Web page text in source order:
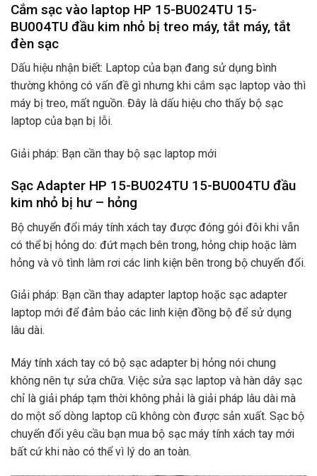
Cắm sạc vào laptop HP 15-BU024TU 15-
BU004TU đầu kim nhỏ bị treo máy, tắt máy, tắt
đèn sạc
Dấu hiệu nhận biết: Laptop của bạn đang sử dụng bình
thường không có vấn đề gì nhưng khi cắm sạc laptop vào thì
máy bị treo, mất nguồn. Đây là dấu hiệu cho thấy bộ sạc
laptop của bạn bị lỗi.
Giải pháp: Bạn cần thay bộ sạc laptop mới
Sạc Adapter HP 15-BU024TU 15-BU004TU đầu
kim nhỏ bị hư – hỏng
Bộ chuyển đổi máy tính xách tay được đóng gói đôi khi vẫn
có thể bị hỏng do: đứt mạch bên trong, hỏng chip hoặc làm
hỏng và vô tình làm rơi các linh kiện bên trong bộ chuyển đổi.
Giải pháp: Bạn cần thay adapter laptop hoặc sạc adapter
laptop mới để đảm bảo các linh kiện đồng bộ để sử dụng
lâu dài.
Máy tính xách tay có bộ sạc adapter bị hỏng nói chung
không nên tự sửa chữa. Việc sửa sạc laptop và hàn dây sạc
chỉ là giải pháp tạm thời không phải là giải pháp lâu dài mà
do một số dòng laptop cũ không còn được sản xuất. Sạc bộ
chuyển đổi yêu cầu bạn mua bộ sạc máy tính xách tay mới
bất cứ khi nào có thể vì lý do an toàn.